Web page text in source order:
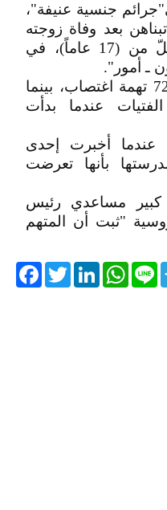
جنسية عنيفة"،
بحقّ 5 فتيات تبناهن بعد وفاة زوجته
من دار أيتام، أعمارهنّ أقلّ من (17 عاماً)، في
ـ أمور".
ووجهت الشرطة للمتهم 729 تهمة اغتصاب، بينما
عندما بدأت
عندما أخبرت إحدى
بأنها تعرضت
كبير مساعدي رئيس
"ثبت أن المتهم
TwitterLinkedIn
WhatsApp Line